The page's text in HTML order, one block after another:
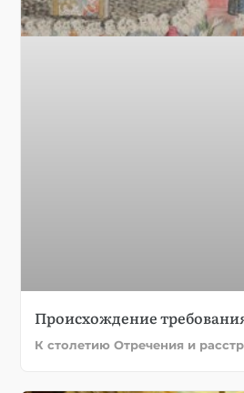
Происхождение
К столетию Отречения и